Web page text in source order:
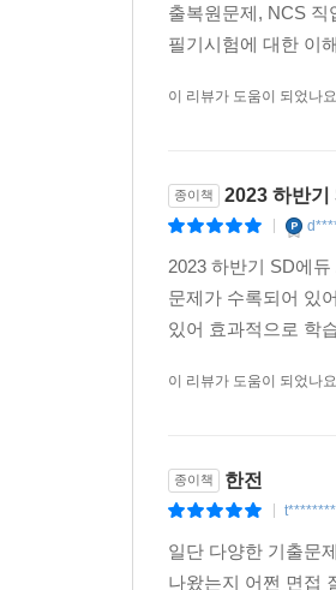
출복원문제, NCS
필기시험에 대한 이
이 리뷰가 도움이 되었나
종이책 2023 하반
2023 하반기 SD에
문제가 수록되어 있
있어 효과적으로 학
이 리뷰가 도움이 되었나
종이책 한전
일단 다양한 기출문
나왔는지 어쩐 면접